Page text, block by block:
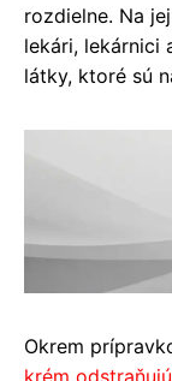
rozdielne. Na
lekári, lekárnici
látky, ktoré sú
Okrem
krém